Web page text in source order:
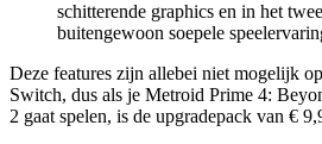
schitterende graphics en in het
buitengewoon soepele
Deze features zijn allebei niet mogelijk
Switch, dus als je Metroid Prime 4:
2 gaat spelen, is de upgradepack van €